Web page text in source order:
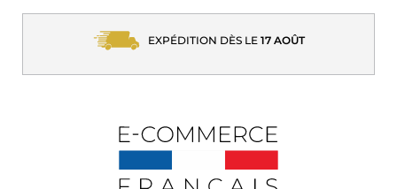
EXPÉDITION DÈS LE 17 AOÛT